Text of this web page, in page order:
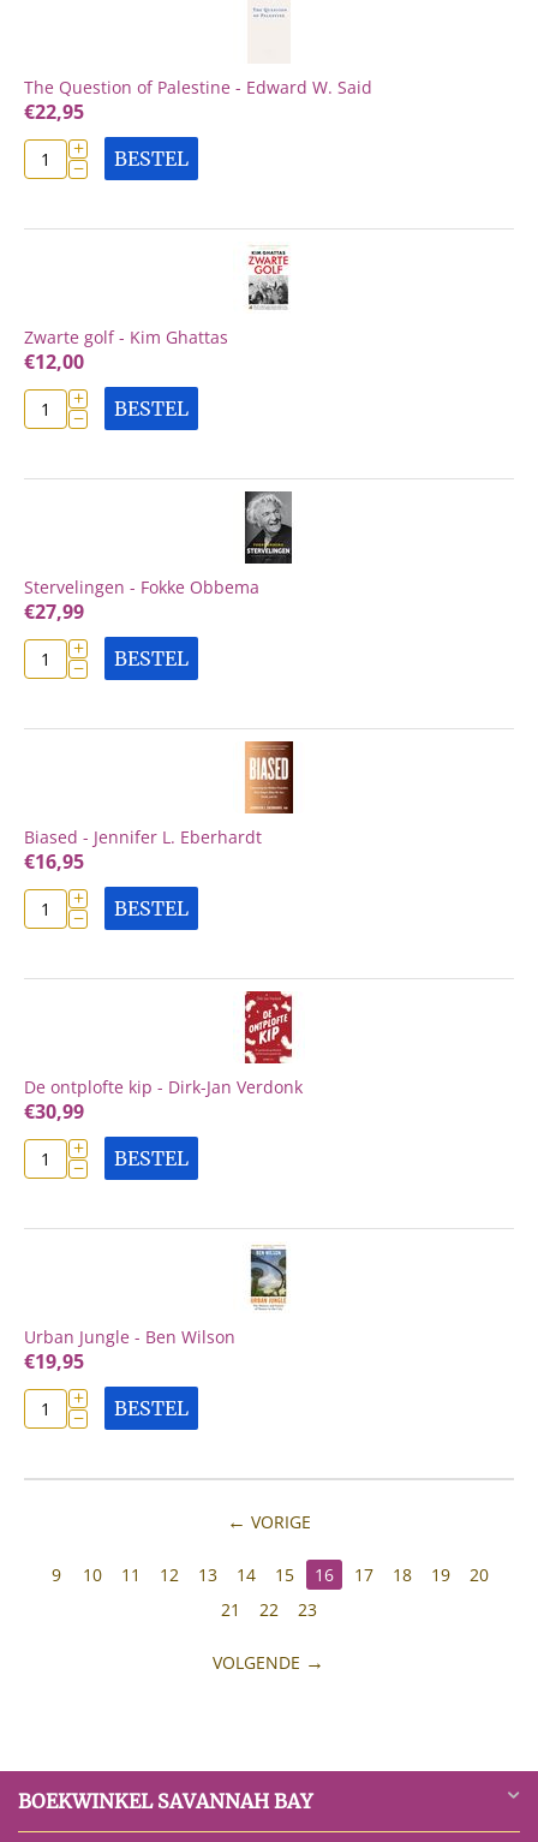
The Question of Palestine - Edward W. Said
€22,95
+
− BESTEL
Zwarte golf - Kim Ghattas
€12,00
+
− BESTEL
Stervelingen - Fokke Obbema
€27,99
+
− BESTEL
Biased - Jennifer L. Eberhardt
€16,95
+
− BESTEL
De ontplofte kip - Dirk-Jan Verdonk
€30,99
+
− BESTEL
Urban Jungle - Ben Wilson
€19,95
+
− BESTEL
VORIGE
9 10 11 12 13 14 15 16 17 18 19
20
21
22 23
VOLGENDE
BOEKWINKEL SAVANNAH BAY